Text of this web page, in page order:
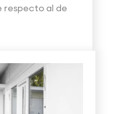
al de